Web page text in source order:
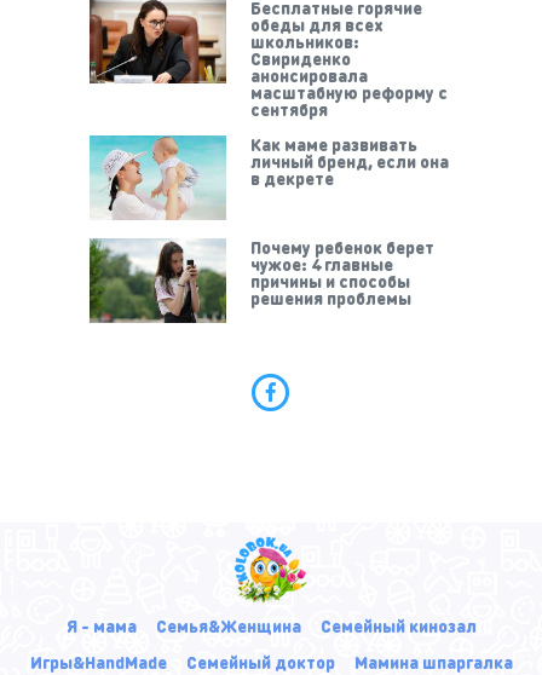
Бесплатные горячие
обеды для всех
школьников:
Свириденко
анонсировала
масштабную реформу с
сентября
Как маме развивать
личный бренд, если она
в декрете
Почему ребенок берет
чужое: 4 главные
причины и способы
решения проблемы
Я - мама Семья&Женщина
Семейный кинозал
Игры&HandMade
Семейный доктор
Мамина шпаргалка